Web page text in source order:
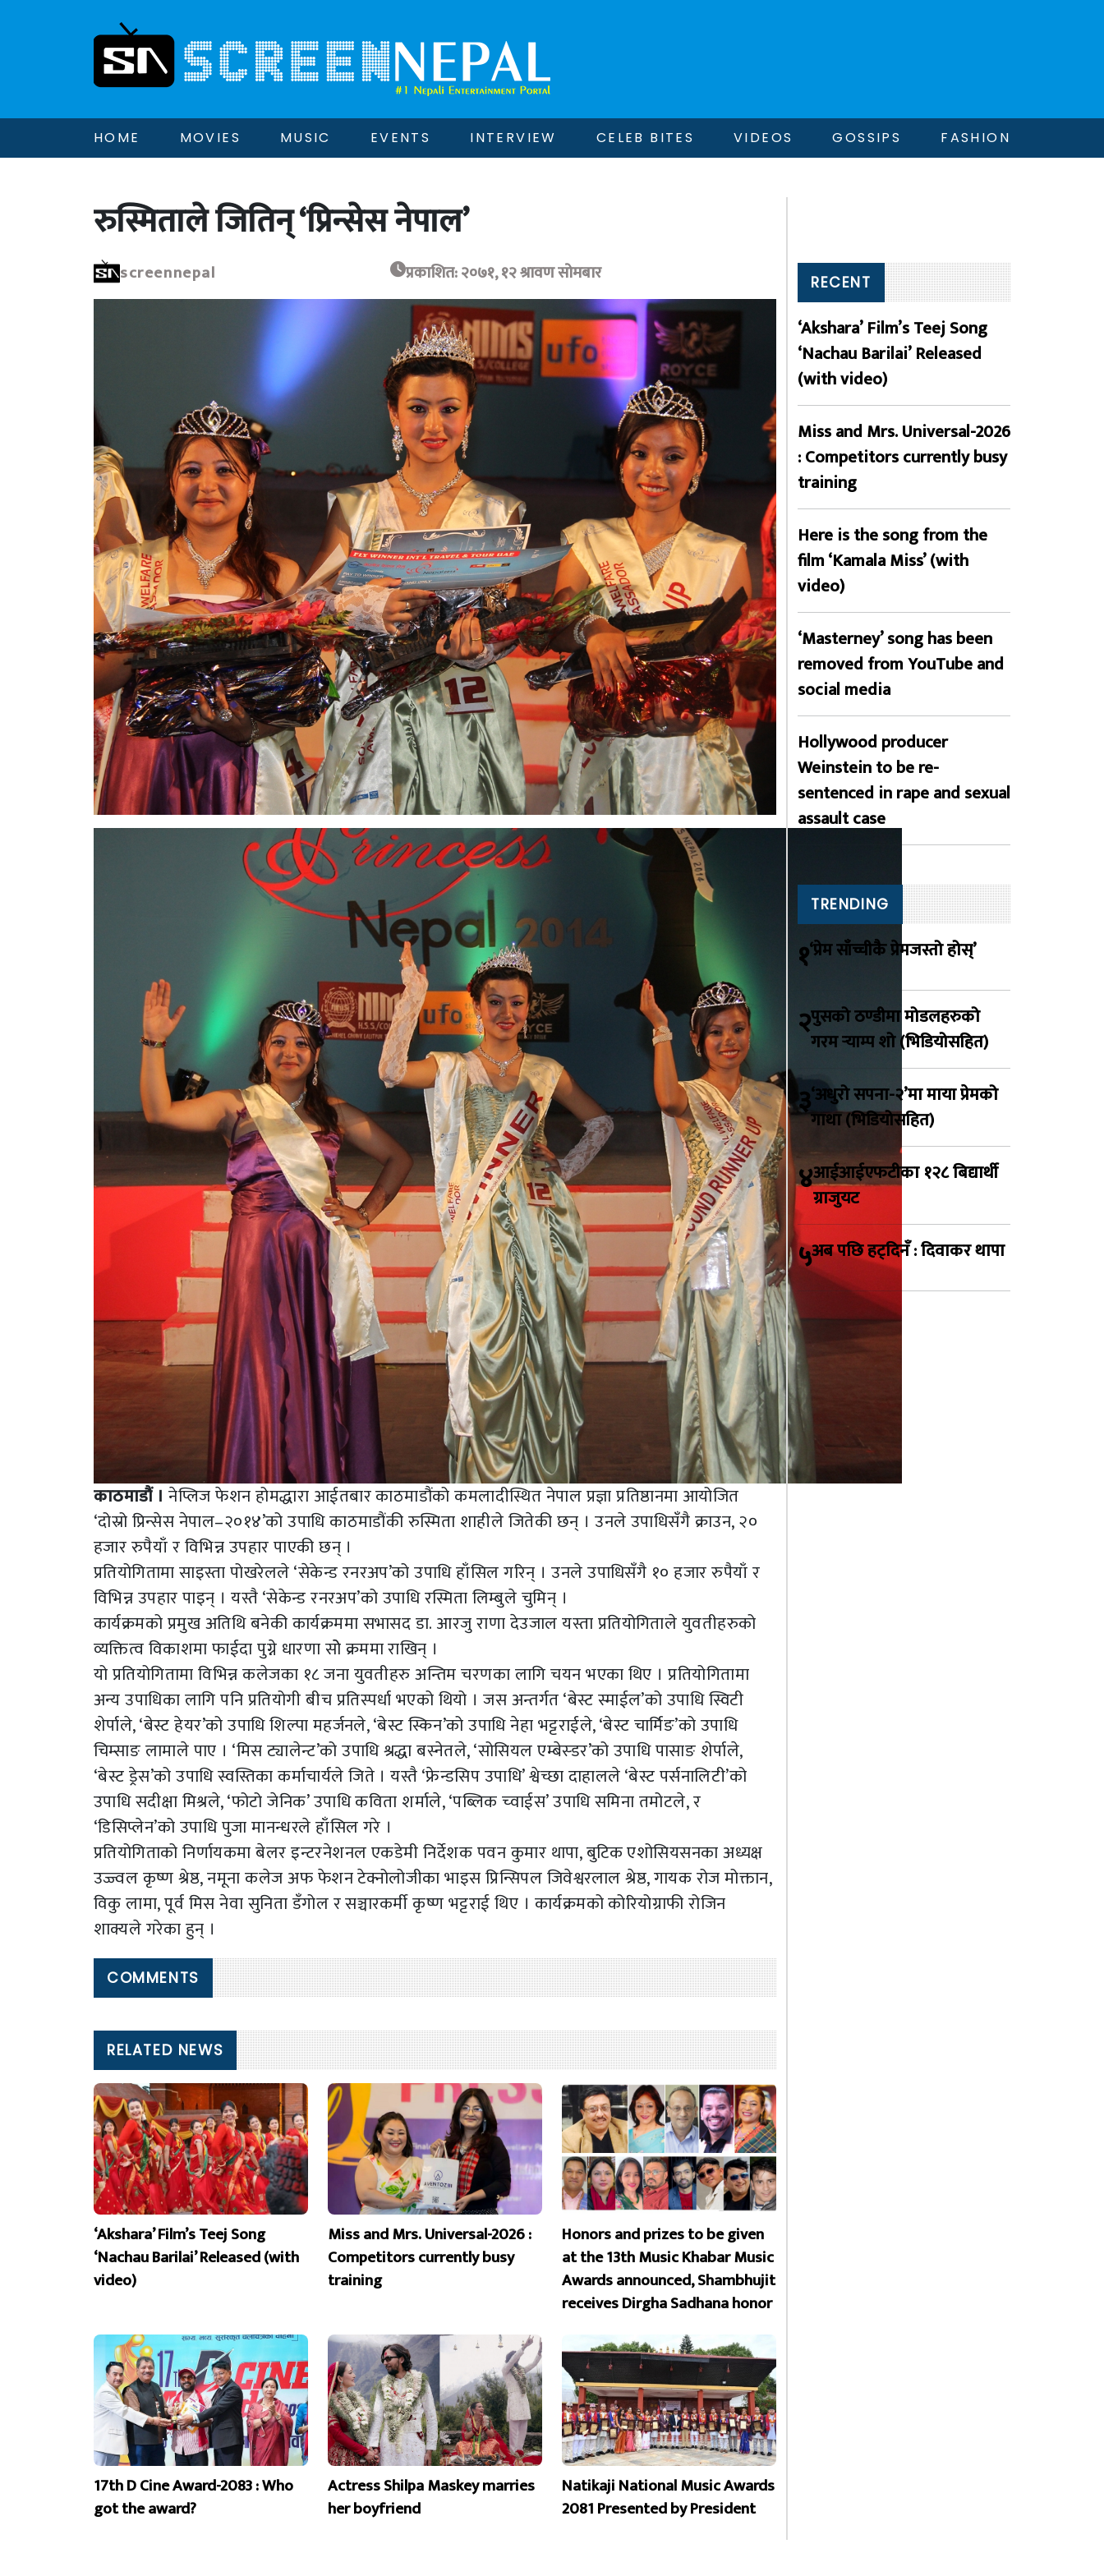
HOME MOVIES MUSIC EVENTS INTERVIEW CELEB BITES VIDEOS GOSSIPS FASHION
रुस्मिताले जितिन् ‘प्रिन्सेस नेपाल’
screennepal प्रकाशित: २०७१, १२ श्रावण सोमबार
काठमाडौं । नेप्लिज फेशन होमद्धारा आईतबार काठमाडौंको कमलादीस्थित नेपाल प्रज्ञा प्रतिष्ठानमा आयोजित
‘दोस्रो प्रिन्सेस नेपाल–२०१४’को उपाधि काठमाडौंकी रुस्मिता शाहीले जितेकी छन् । उनले उपाधिसँगै क्राउन, २०
हजार रुपैयाँ र विभिन्न उपहार पाएकी छन् ।
प्रतियोगितामा साइस्ता पोखरेलले ‘सेकेन्ड रनरअप’को उपाधि हाँसिल गरिन् । उनले उपाधिसँगै १० हजार रुपैयाँ र
विभिन्न उपहार पाइन् । यस्तै ‘सेकेन्ड रनरअप’को उपाधि रस्मिता लिम्बुले चुमिन् ।
कार्यक्रमको प्रमुख अतिथि बनेकी कार्यक्रममा सभासद डा. आरजु राणा देउजाल यस्ता प्रतियोगिताले युवतीहरुको
व्यक्तित्व विकाशमा फाईदा पुग्ने धारणा सोे क्रममा राखिन् ।
यो प्रतियोगितामा विभिन्न कलेजका १८ जना युवतीहरु अन्तिम चरणका लागि चयन भएका थिए । प्रतियोगितामा
अन्य उपाधिका लागि पनि प्रतियोगी बीच प्रतिस्पर्धा भएको थियो । जस अन्तर्गत ‘बेस्ट स्माईल’को उपाधि स्विटी
शेर्पाले, ‘बेस्ट हेयर’को उपाधि शिल्पा महर्जनले, ‘बेस्ट स्किन’को उपाधि नेहा भट्टराईले, ‘बेस्ट चार्मिङ’को उपाधि
चिम्साङ लामाले पाए । ‘मिस ट्यालेन्ट’को उपाधि श्रद्धा बस्नेतले, ‘सोसियल एम्बेस्डर’को उपाधि पासाङ शेर्पाले,
‘बेस्ट ड्रेस’को उपाधि स्वस्तिका कर्माचार्यले जिते । यस्तै ‘फ्रेन्डसिप उपाधि’ श्वेच्छा दाहालले ‘बेस्ट पर्सनालिटी’को
उपाधि सदीक्षा मिश्रले, ‘फोटो जेनिक’ उपाधि कविता शर्माले, ‘पब्लिक च्वाईस’ उपाधि समिना तमोटले, र
‘डिसिप्लेन’को उपाधि पुजा मानन्धरले हाँसिल गरे ।
प्रतियोगिताको निर्णायकमा बेलर इन्टरनेशनल एकडेमी निर्देशक पवन कुमार थापा, बुटिक एशोसियसनका अध्यक्ष
उज्ज्वल कृष्ण श्रेष्ठ, नमूना कलेज अफ फेशन टेक्नोलोजीका भाइस प्रिन्सिपल जिवेश्वरलाल श्रेष्ठ, गायक रोज मोक्तान,
विकु लामा, पूर्व मिस नेवा सुनिता डँगोल र सञ्चारकर्मी कृष्ण भट्टराई थिए । कार्यक्रमको कोरियोग्राफी रोजिन
शाक्यले गरेका हुन् ।
COMMENTS
RELATED NEWS
‘Akshara’ Film’s Teej Song
‘Nachau Barilai’ Released (with
video)
Miss and Mrs. Universal-2026 :
Competitors currently busy
training
Honors and prizes to be given
at the 13th Music Khabar Music
Awards announced, Shambhujit
receives Dirgha Sadhana honor
17th D Cine Award-2083 : Who
got the award?
Actress Shilpa Maskey marries
her boyfriend
Natikaji National Music Awards
2081 Presented by President
RECENT
‘Akshara’ Film’s Teej Song
‘Nachau Barilai’ Released
(with video)
Miss and Mrs. Universal-2026
: Competitors currently busy
training
Here is the song from the
film ‘Kamala Miss’ (with
video)
‘Masterney’ song has been
removed from YouTube and
social media
Hollywood producer
Weinstein to be re-
sentenced in rape and sexual
assault case
TRENDING
१‘प्रेम साँच्चीकै प्रेमजस्तो होस्’
२पुसको ठण्डीमा मोडलहरुको
गरम र्‍याम्प शो (भिडियोसहित)
३‘अधुरो सपना-२’मा माया प्रेमको
गाथा (भिडियोसहित)
४आईआईएफटीका १२८ बिद्यार्थी
ग्राजुयट
५अब पछि हट्दिनँ : दिवाकर थापा